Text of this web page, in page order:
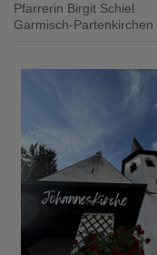
Pfarrerin Birgit Schiel
Garmisch-Partenkirchen